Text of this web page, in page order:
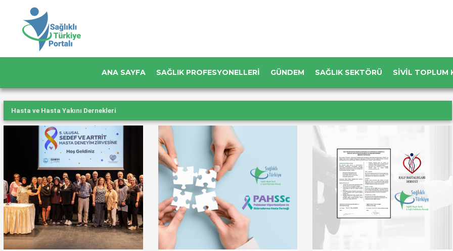
ANA SAYFA SAĞLIK PROFESYONELLERI GÜNDEM SAĞLIK SEKTÖRÜ SIVIL TOPLUM
Hasta ve Hasta Yakını Dernekleri